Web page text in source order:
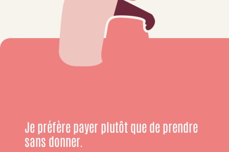
Je préfère payer plutôt que de prendre
sans donner.